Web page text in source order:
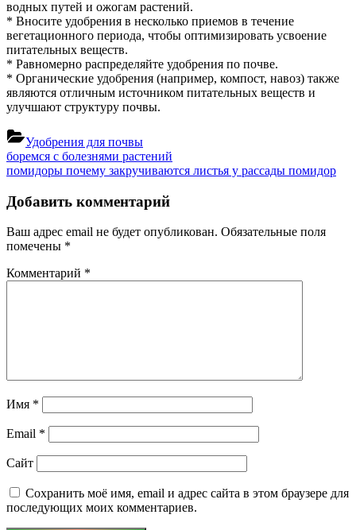
водных путей и ожогам растений.
* Вносите удобрения в несколько приемов в течение
вегетационного периода, чтобы оптимизировать усвоение
питательных веществ.
* Равномерно распределяйте удобрения по почве.
* Органические удобрения (например, компост, навоз) также
являются отличным источником питательных веществ и
улучшают структуру почвы.
Удобрения для почвы
Навигация
по
записям
Previous
Post:
боремся с болезнями растений
Next
помидоры почему закручиваются листья у рассады помидор
Добавить комментарий
Ваш адрес email не будет опубликован. Обязательные поля
помечены *
Комментарий *
Имя *
Email *
Сайт
Сохранить моё имя, email и адрес сайта в этом браузере для
последующих моих комментариев.